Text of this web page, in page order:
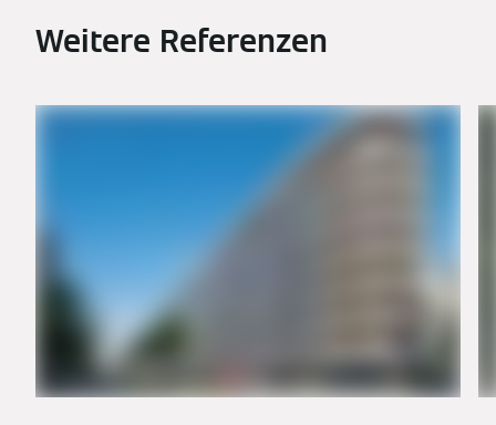
Weitere Referenzen